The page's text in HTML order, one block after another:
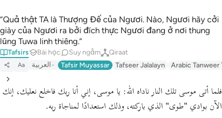
“Quả thật TA là Thượng Đế của Ngươi. Nào, Ngươi hãy cởi
giày của Ngươi ra bởi đích thực Ngươi đang ở nơi thung
lũng Tuwa linh thiêng.”
Tafsirs Bài học Suy ngẫm Qiraat
Aa العربية Tafsir Muyassar Tafseer Jalalayn Arabic Tanweer
فلما أتى موسى تلك النار ناداه الله: يا موسى، إني أنا ربك فاخلع نعليك، إنك
الآن بوادي "طوى" الذي باركته، وذلك استعدادًا لمناجاة ربه.